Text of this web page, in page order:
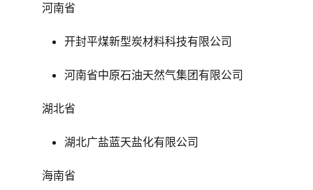
河南省
开封平煤新型炭材料科技有限公司
河南省中原石油天然气集团有限公司
湖北省
湖北广盐蓝天盐化有限公司
海南省